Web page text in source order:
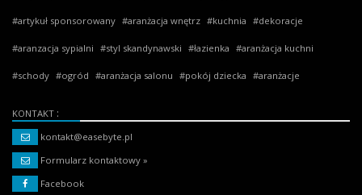
artykuł sponsorowany aranżacja wnętrz kuchnia dekoracje
aranzacja sypialni styl skandynawski łazienka aranżacja kuchni
schody ogród aranżacja salonu pokój dziecka aranżacje
KONTAKT
kontakt@easebyte.pl
Formularz kontaktowy »
Facebook